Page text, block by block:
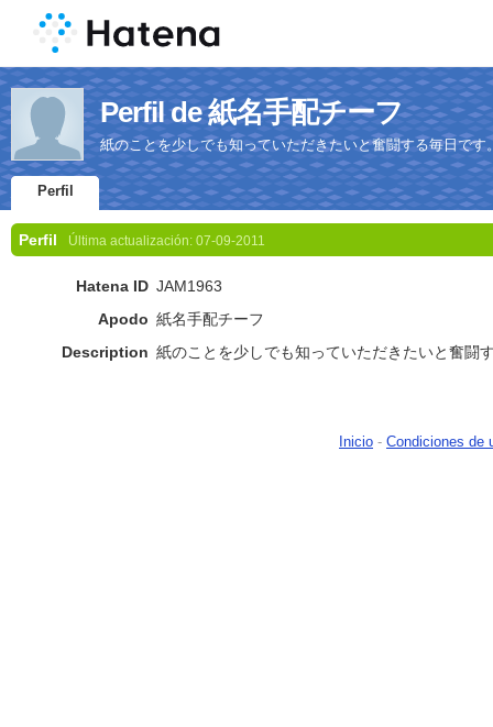
Perfil de 紙名手配チーフ
紙のことを少しでも知っていただきたいと奮闘する毎日です
Perfil
Perfil Última actualización: 07-09-2011
Hatena ID JAM1963
Apodo 紙名手配チーフ
Description 紙のことを少しでも知っていただきたいと奮闘
Inicio - Condiciones de